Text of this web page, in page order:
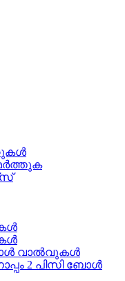
വാൽവുകൾ
2 പിസി ബോൾ